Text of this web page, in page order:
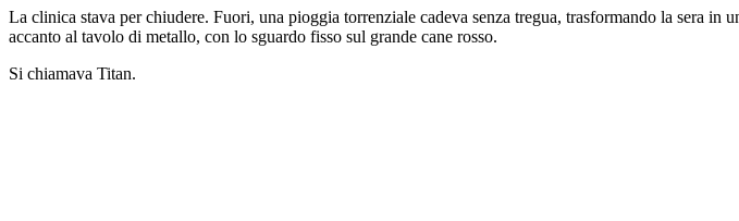
La clinica stava per chiudere. Fuori, una pioggia torrenziale cadeva senza tregua, trasformando la sera
accanto al tavolo di metallo, con lo sguardo fisso sul grande cane rosso.
Si chiamava Titan.